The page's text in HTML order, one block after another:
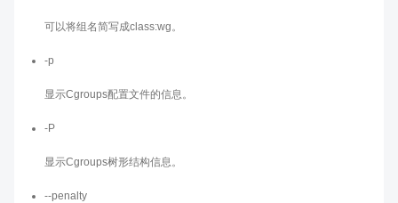
可以将组名简写成class:wg。
-p
显示Cgroups配置文件的信息。
-P
显示Cgroups树形结构信息。
--penalty